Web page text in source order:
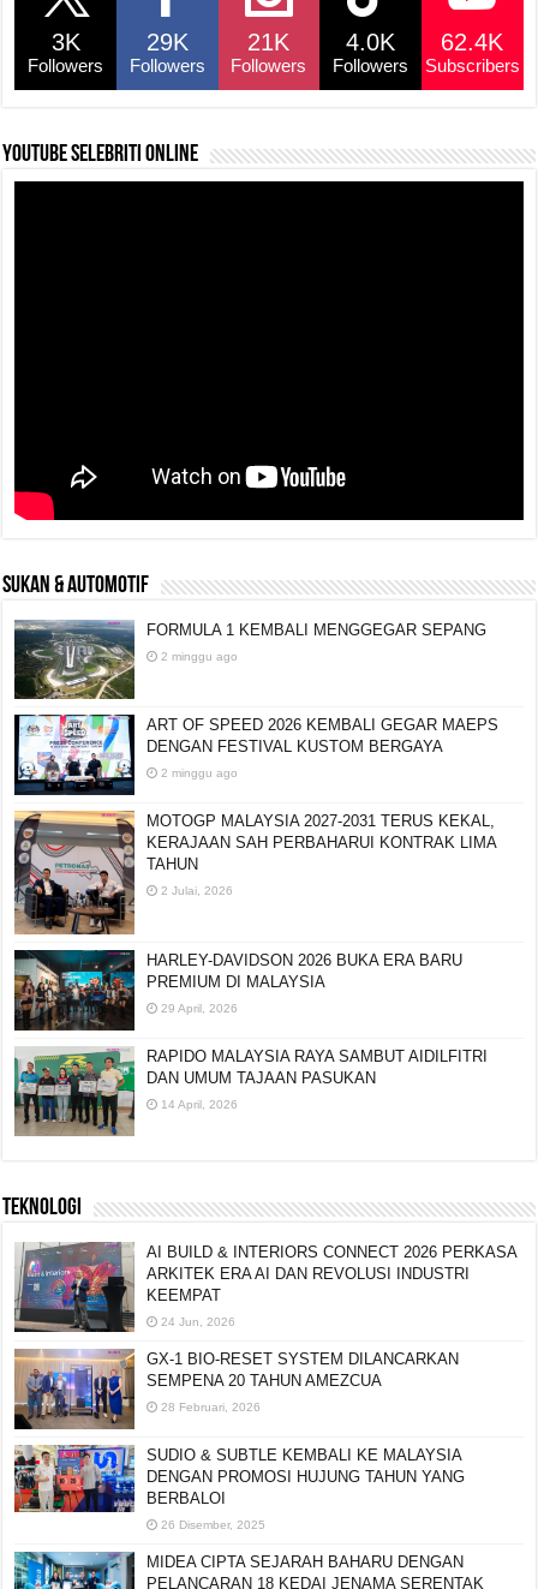
o
o
k
p
n
k
3K
Followers
29K
Followers
21K
Followers
4.0K
Followers
62.4K
Subscribers
YouTube selebriti online
SUKAN & AUTOMOTIF
FORMULA 1 KEMBALI MENGGEGAR SEPANG
2 minggu ago
ART OF SPEED 2026 KEMBALI GEGAR MAEPS
DENGAN FESTIVAL KUSTOM BERGAYA
2 minggu ago
MOTOGP MALAYSIA 2027-2031 TERUS KEKAL,
KERAJAAN SAH PERBAHARUI KONTRAK LIMA
TAHUN
2 Julai, 2026
HARLEY-DAVIDSON 2026 BUKA ERA BARU
PREMIUM DI MALAYSIA
29 April, 2026
RAPIDO MALAYSIA RAYA SAMBUT AIDILFITRI
DAN UMUM TAJAAN PASUKAN
14 April, 2026
TEKNOLOGI
AI BUILD & INTERIORS CONNECT 2026 PERKASA
ARKITEK ERA AI DAN REVOLUSI INDUSTRI
KEEMPAT
24 Jun, 2026
GX-1 BIO-RESET SYSTEM DILANCARKAN
SEMPENA 20 TAHUN AMEZCUA
28 Februari, 2026
SUDIO & SUBTLE KEMBALI KE MALAYSIA
DENGAN PROMOSI HUJUNG TAHUN YANG
BERBALOI
26 Disember, 2025
MIDEA CIPTA SEJARAH BAHARU DENGAN
PELANCARAN 18 KEDAI JENAMA SERENTAK